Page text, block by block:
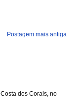
Postagem mais antiga
dos Corais, no